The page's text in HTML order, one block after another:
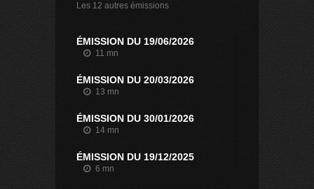
Les 12 autres émissions
ÉMISSION DU 19/06/2026
11 mn
ÉMISSION DU 20/03/2026
13 mn
ÉMISSION DU 30/01/2026
14 mn
ÉMISSION DU 19/12/2025
6 mn